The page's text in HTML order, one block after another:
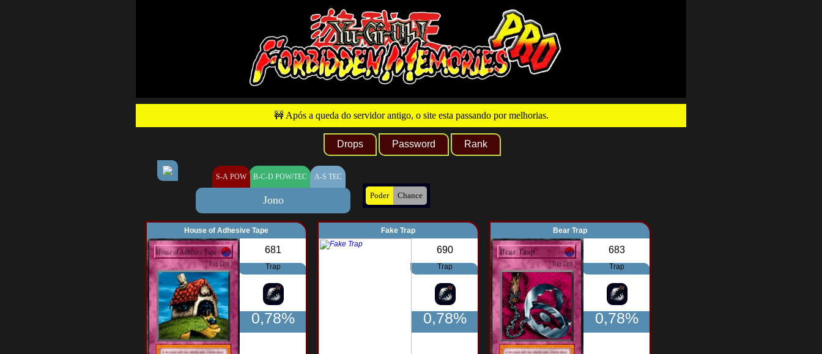
🚧 Após a queda do servidor antigo, o site esta passando por melhorias.
Drops Password Rank
S-A POW B-C-D POW/TEC A-S TEC
Poder Chance
Jono
House of Adhesive Tape
681
Trap
0,78%
Fake Trap
690
Trap
0,78%
Bear Trap
683
Trap
0,78%